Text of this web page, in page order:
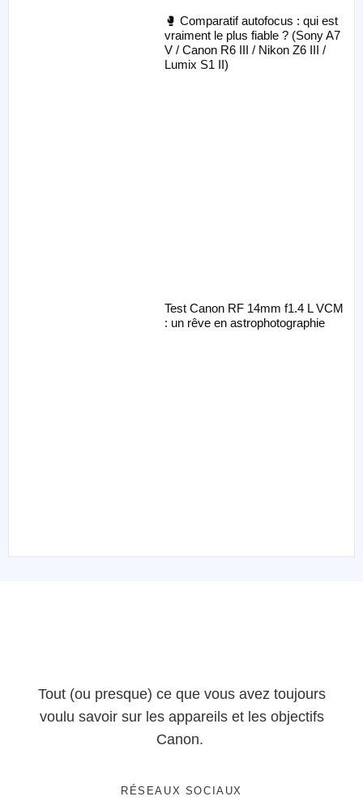
🥊 Comparatif autofocus : qui est
vraiment le plus fiable ? (Sony A7
V / Canon R6 III / Nikon Z6 III /
Lumix S1 II)
Test Canon RF 14mm f1.4 L VCM
: un rêve en astrophotographie
Tout (ou presque) ce que vous avez toujours
voulu savoir sur les appareils et les objectifs
Canon.
RÉSEAUX SOCIAUX